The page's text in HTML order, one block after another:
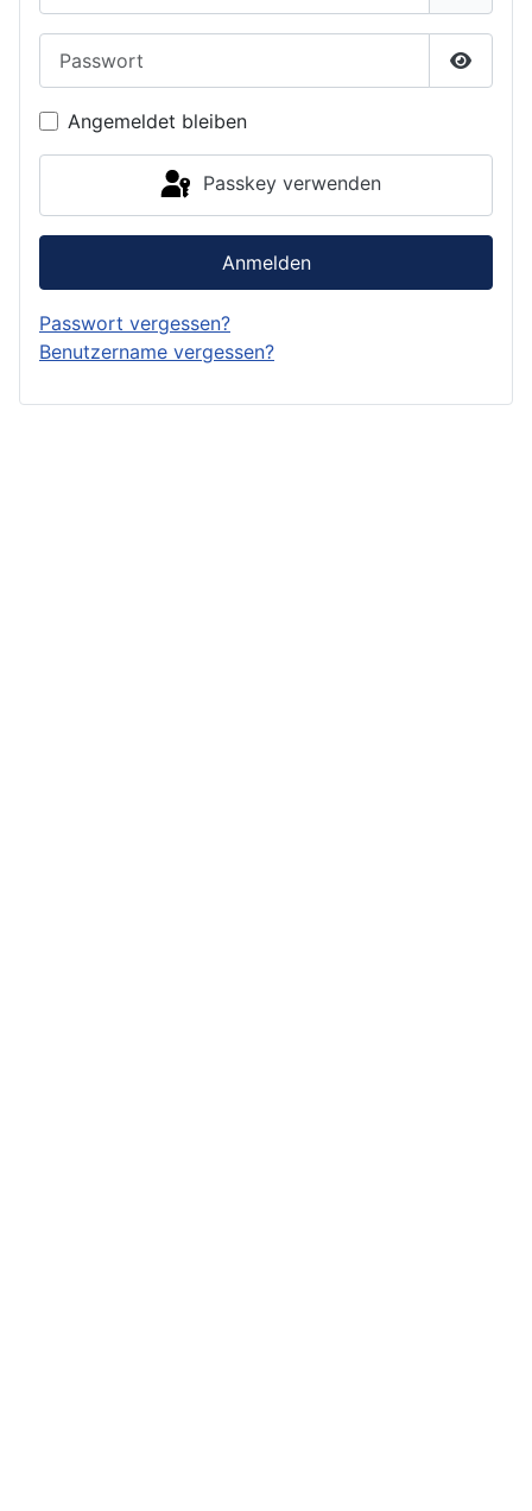
Angemeldet bleiben
Passkey verwenden
Anmelden
Passwort vergessen?
Benutzername vergessen?